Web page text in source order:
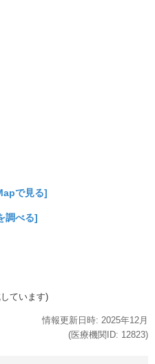
で見る]
調べる]
ています)
情報更新日時: 2025年12月
(医療機関ID: 12823)